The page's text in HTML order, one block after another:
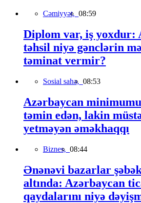
Cəmiyyət, 08:59
Diplom var, iş yoxdur:
təhsil niyə gənclərin
təminat vermir?
Sosial sahə, 08:53
Azərbaycan
təmin edən, lakin
yetməyən əməkhaqqı
Biznes, 08:44
Ənənəvi bazarlar
altında: Azərbaycan
qaydalarını niyə